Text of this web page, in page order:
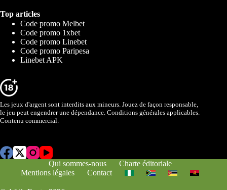
Top articles
Code promo Melbet
Code promo 1xbet
Code promo Linebet
Code promo Paripesa
Linebet APK
Les jeux d'argent sont interdits aux mineurs. Jouez de façon responsable,
le jeu peut engendrer une dépendance. Conditions générales applicables.
Contenu commercial.
Qui sommes-nous
Charte éditoriale
Mentions légales
Contact